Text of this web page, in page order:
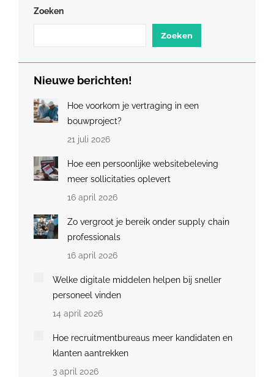
Zoeken
Zoeken
Nieuwe berichten!
Hoe voorkom je vertraging in een
bouwproject?
21 juli 2026
Hoe een persoonlijke websitebeleving
meer sollicitaties oplevert
16 april 2026
Zo vergroot je bereik onder supply chain
professionals
16 april 2026
Welke digitale middelen helpen bij sneller
personeel vinden
14 april 2026
Hoe recruitmentbureaus meer kandidaten en
klanten aantrekken
3 april 2026